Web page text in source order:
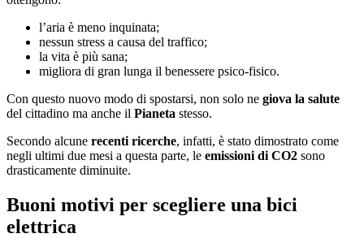
l’aria è meno inquinata;
nessun stress a causa del traffico;
la vita è più sana;
migliora di gran lunga il benessere psico-fisico.
Con questo nuovo modo di spostarsi, non solo ne giova la salute
del cittadino ma anche il Pianeta stesso.
Secondo alcune recenti ricerche, infatti, è stato dimostrato come
negli ultimi due mesi a questa parte, le emissioni di CO2 sono
drasticamente diminuite.
Buoni motivi per scegliere una bici
elettrica